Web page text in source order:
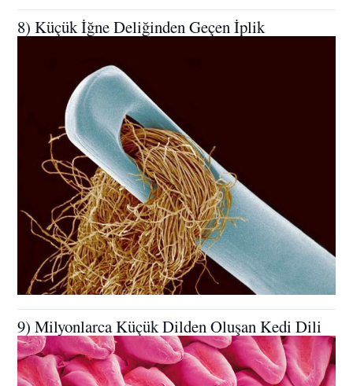
8) Küçük İğne Deliğinden Geçen İplik
9) Milyonlarca Küçük Dilden Oluşan Kedi Dili